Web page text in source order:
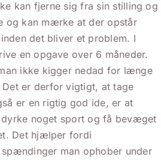
kan fjerne sig fra sin stilling og
og kan mærke at der opstår
det bliver et problem. I
en opgave over 6 måneder.
ikke kigger nedad for længe
er derfor vigtigt, at tage
er en rigtig god ide, er at
noget sport og få bevæget
Det hjælper fordi
man ophober under